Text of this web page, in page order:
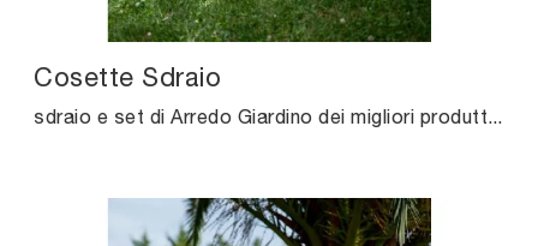
Cosette Sdraio
sdraio e set di Arredo Giardino dei migliori produttori: scopri di più sul modello Cosette Sdraio di Unopiu, clicca subito!